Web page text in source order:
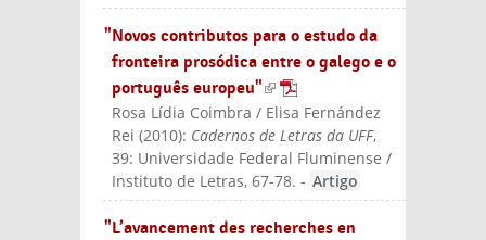
"Novos contributos para o estudo da
fronteira prosódica entre o galego e o
português europeu"(link is external)
Rosa Lídia Coimbra / Elisa Fernández
Rei (2010): Cadernos de Letras da UFF,
39: Universidade Federal Fluminense /
Instituto de Letras, 67-78. - Artigo
"L’avancement des recherches en